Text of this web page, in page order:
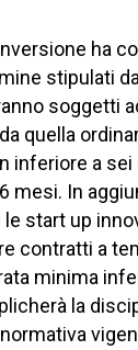
ha
stipulati
soggetti
quella
inferiore a
mesi. In
start up
contratti a
minima
la